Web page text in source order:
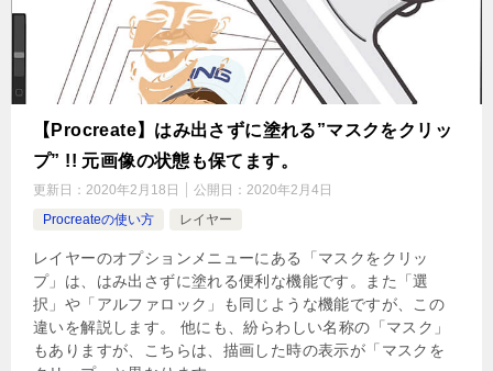
【Procreate】はみ出さずに塗れる”マスクをクリッ
プ” !! 元画像の状態も保てます。
更新日： 2020年2月18日 公開日： 2020年2月4日
Procreateの使い方
レイヤー
レイヤーのオプションメニューにある「マスクをクリッ
プ」は、はみ出さずに塗れる便利な機能です。また「選
択」や「アルファロック」も同じような機能ですが、この
違いを解説します。 他にも、紛らわしい名称の「マスク」
もありますが、こちらは、描画した時の表示が「マスクを